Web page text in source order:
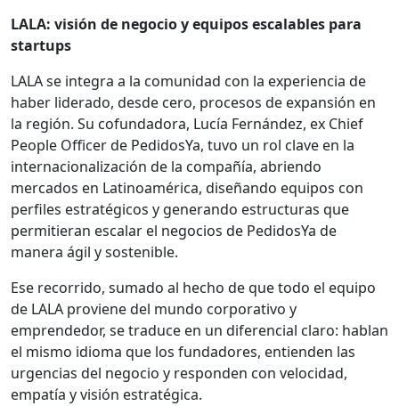
LALA: visión de negocio y equipos escalables para
startups
LALA se integra a la comunidad con la experiencia de
haber liderado, desde cero, procesos de expansión en
la región. Su cofundadora, Lucía Fernández, ex Chief
People Officer de PedidosYa, tuvo un rol clave en la
internacionalización de la compañía, abriendo
mercados en Latinoamérica, diseñando equipos con
perfiles estratégicos y generando estructuras que
permitieran escalar el negocios de PedidosYa de
manera ágil y sostenible.
Ese recorrido, sumado al hecho de que todo el equipo
de LALA proviene del mundo corporativo y
emprendedor, se traduce en un diferencial claro: hablan
el mismo idioma que los fundadores, entienden las
urgencias del negocio y responden con velocidad,
empatía y visión estratégica.